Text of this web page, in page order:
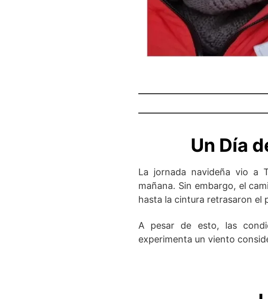
Un Día
La jornada navideña vio a
mañana. Sin embargo, el
hasta la cintura retrasaron el
A pesar de esto, las
experimenta un viento